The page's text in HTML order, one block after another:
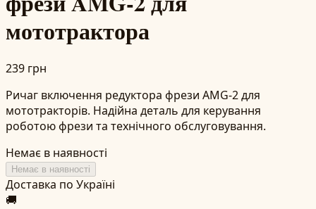
мототрактора
239 грн
Ричаг включення редуктора фрези AMG-2 для
мототракторів. Надійна деталь для керування
роботою фрези та технічного обслуговування.
Немає в наявності
Немає в наявності
Доставка по Україні
🚚